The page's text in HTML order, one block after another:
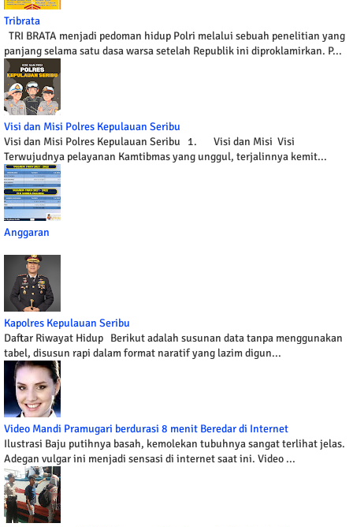
Tribrata
TRI BRATA menjadi pedoman hidup Polri melalui sebuah penelitian yang
panjang selama satu dasa warsa setelah Republik ini diproklamirkan. P...
Visi dan Misi Polres Kepulauan Seribu
Visi dan Misi Polres Kepulauan Seribu 1. Visi dan Misi Visi
Terwujudnya pelayanan Kamtibmas yang unggul, terjalinnya kemit...
Anggaran
Kapolres Kepulauan Seribu
Daftar Riwayat Hidup Berikut adalah susunan data tanpa menggunakan
tabel, disusun rapi dalam format naratif yang lazim digun...
Video Mandi Pramugari berdurasi 8 menit Beredar di Internet
Ilustrasi Baju putihnya basah, kemolekan tubuhnya sangat terlihat jelas.
Adegan vulgar ini menjadi sensasi di internet saat ini. Video ...